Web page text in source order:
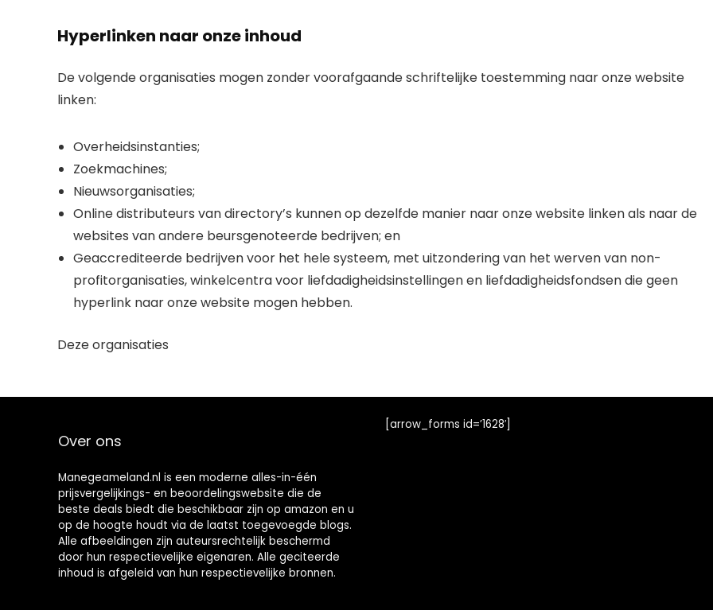
Hyperlinken naar onze inhoud
De volgende organisaties mogen zonder voorafgaande schriftelijke toestemming naar onze website
linken:
Overheidsinstanties;
Zoekmachines;
Nieuwsorganisaties;
Online distributeurs van directory’s kunnen op dezelfde manier naar onze website linken als naar de
websites van andere beursgenoteerde bedrijven; en
Geaccrediteerde bedrijven voor het hele systeem, met uitzondering van het werven van non-
profitorganisaties, winkelcentra voor liefdadigheidsinstellingen en liefdadigheidsfondsen die geen
hyperlink naar onze website mogen hebben.
Deze organisaties
Over ons
Manegeameland.nl is een moderne alles-in-één
prijsvergelijkings- en beoordelingswebsite die de
beste deals biedt die beschikbaar zijn op amazon en u
op de hoogte houdt via de laatst toegevoegde blogs.
Alle afbeeldingen zijn auteursrechtelijk beschermd
door hun respectievelijke eigenaren. Alle geciteerde
inhoud is afgeleid van hun respectievelijke bronnen.
[arrow_forms id=’1628′]